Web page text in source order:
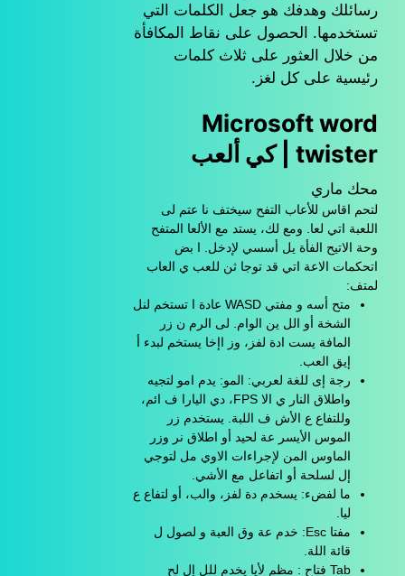
رسائلك وهدفك هو جعل الكلمات التي
تستخدمها. الحصول على نقاط المكافأة
من خلال العثور على ثلاث كلمات
رئيسية على كل لغز.
Microsoft word
twister | كي ألعب
محك ماري
لتحم اقاس للأعاب التفح سيختف نا عتم لى
اللعبة اتي لعا. ومع لك، يستد مع الألعا المتفح
وحة الاتيح الفأة يل أسسي لإدخل. ا بض
اتحكمات الاعة اتي قد توجا ثن للعب ي العاب
لمتف:
متح أسه و مفتي WASD عادة ا تستخم لنل
الشخة أو الل ين الوام. لى الرم ن زر
المافة يست ادة لفز، وز اإخا يستخم لبدء أ
إيق العب.
رجة إى للغة لعربي: المو: يدم امو لتجيه
واطلاق النار ي الا FPS، دي اليارا ف ائم،
وللتفاع ع الأش ف اللبة. يستخدم زر
الموس الأيسر عة لحيد أو اطلاق نر وزر
الماوس المن لإجراءات الاوي مل لتوجي
إل لسلحة أو اتفاعل مع الأشي.
ما لفضء: يسخدم دة لفز، والب، أو لتفاع ع
ليا.
مفتا Esc: خدم عة وق العبة و لصول ل
قائة اللة.
Tab فتاح : مظم لأيا يخدم للل إل لح